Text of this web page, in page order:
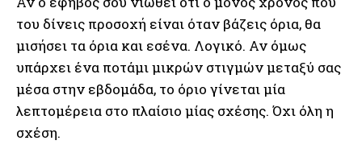
του δίνεις προσοχή είναι όταν βάζεις όρια, θα
μισήσει τα όρια και εσένα. Λογικό. Αν όμως
υπάρχει ένα ποτάμι μικρών στιγμών μεταξύ σας
μέσα στην εβδομάδα, το όριο γίνεται μία
λεπτομέρεια στο πλαίσιο μίας σχέσης. Όχι όλη η
σχέση.